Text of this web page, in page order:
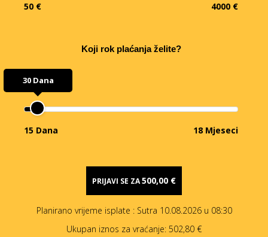
50 € 4000 €
Koji rok plaćanja želite?
30 Dana
15 Dana 18 Mjeseci
PRIJAVI SE ZA500,00 €
Planirano vrijeme isplate : Sutra 10.08.2026 u 08:30
Ukupan iznos za vraćanje: 502,80 €